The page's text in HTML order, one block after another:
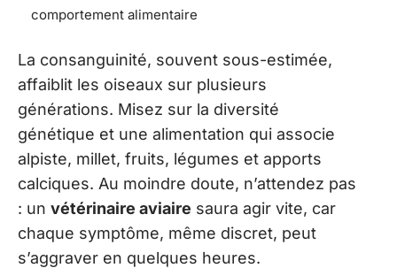
comportement alimentaire
La consanguinité, souvent sous-estimée,
affaiblit les oiseaux sur plusieurs
générations. Misez sur la diversité
génétique et une alimentation qui associe
alpiste, millet, fruits, légumes et apports
calciques. Au moindre doute, n’attendez pas
: un vétérinaire aviaire saura agir vite, car
chaque symptôme, même discret, peut
s’aggraver en quelques heures.